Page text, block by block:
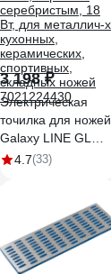
3 198 ₽
Электрическая
точилка для ножей
Galaxy LINE GL
2443, черный с
керамических,
спортивных,
складных ножей
4.7(33)